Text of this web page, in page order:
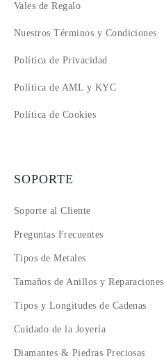
Vales de Regalo
Nuestros Términos y Condiciones
Política de Privacidad
Política de AML y KYC
Política de Cookies
SOPORTE
Soporte al Cliente
Preguntas Frecuentes
Tipos de Metales
Tamaños de Anillos y Reparaciones
Tipos y Longitudes de Cadenas
Cuidado de la Joyería
Diamantes & Piedras Preciosas